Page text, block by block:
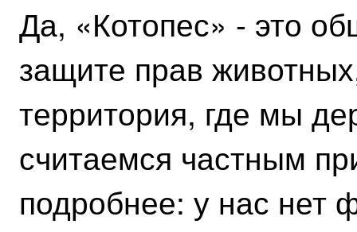
Да, «Котопес» - это
защите прав
территория, где мы
считаемся частным
подробнее: у нас нет